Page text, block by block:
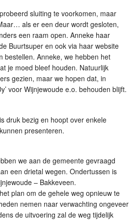
sluiting te voorkomen, maar
als er een deur wordt gesloten,
een raam open. Anneke haar
Buurtsuper en ook via haar website
bestellen. Anneke, we hebben het
je moed bleef houden. Natuurlijk
gezien, maar we hopen dat, in
voor Wijnjewoude e.o. behouden blijft.
druk bezig en hoopt over enkele
presenteren.
we aan de gemeente gevraagd
een drietal wegen. Ondertussen is
– Bakkeveen.
plan om de gehele weg opnieuw te
nemen naar verwachting ongeveer
de uitvoering zal de weg tijdelijk